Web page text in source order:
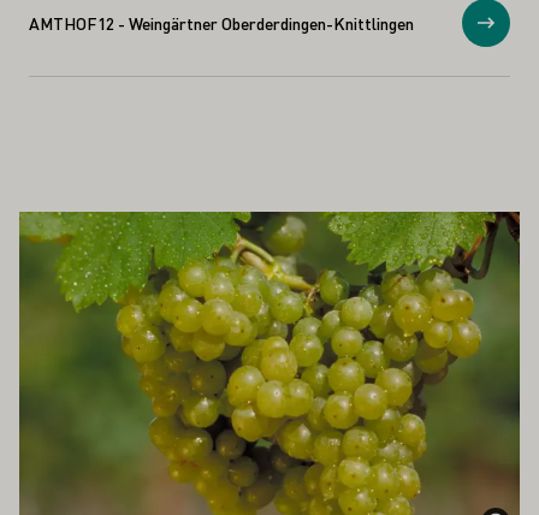
AMTHOF12 - Weingärtner Oberderdingen-Knittlingen
INTERESSIEREN
Mehr erfahren